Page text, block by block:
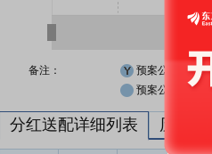
备注： 预案公布日
预案公布日前一
分红送配详细列表 历次分